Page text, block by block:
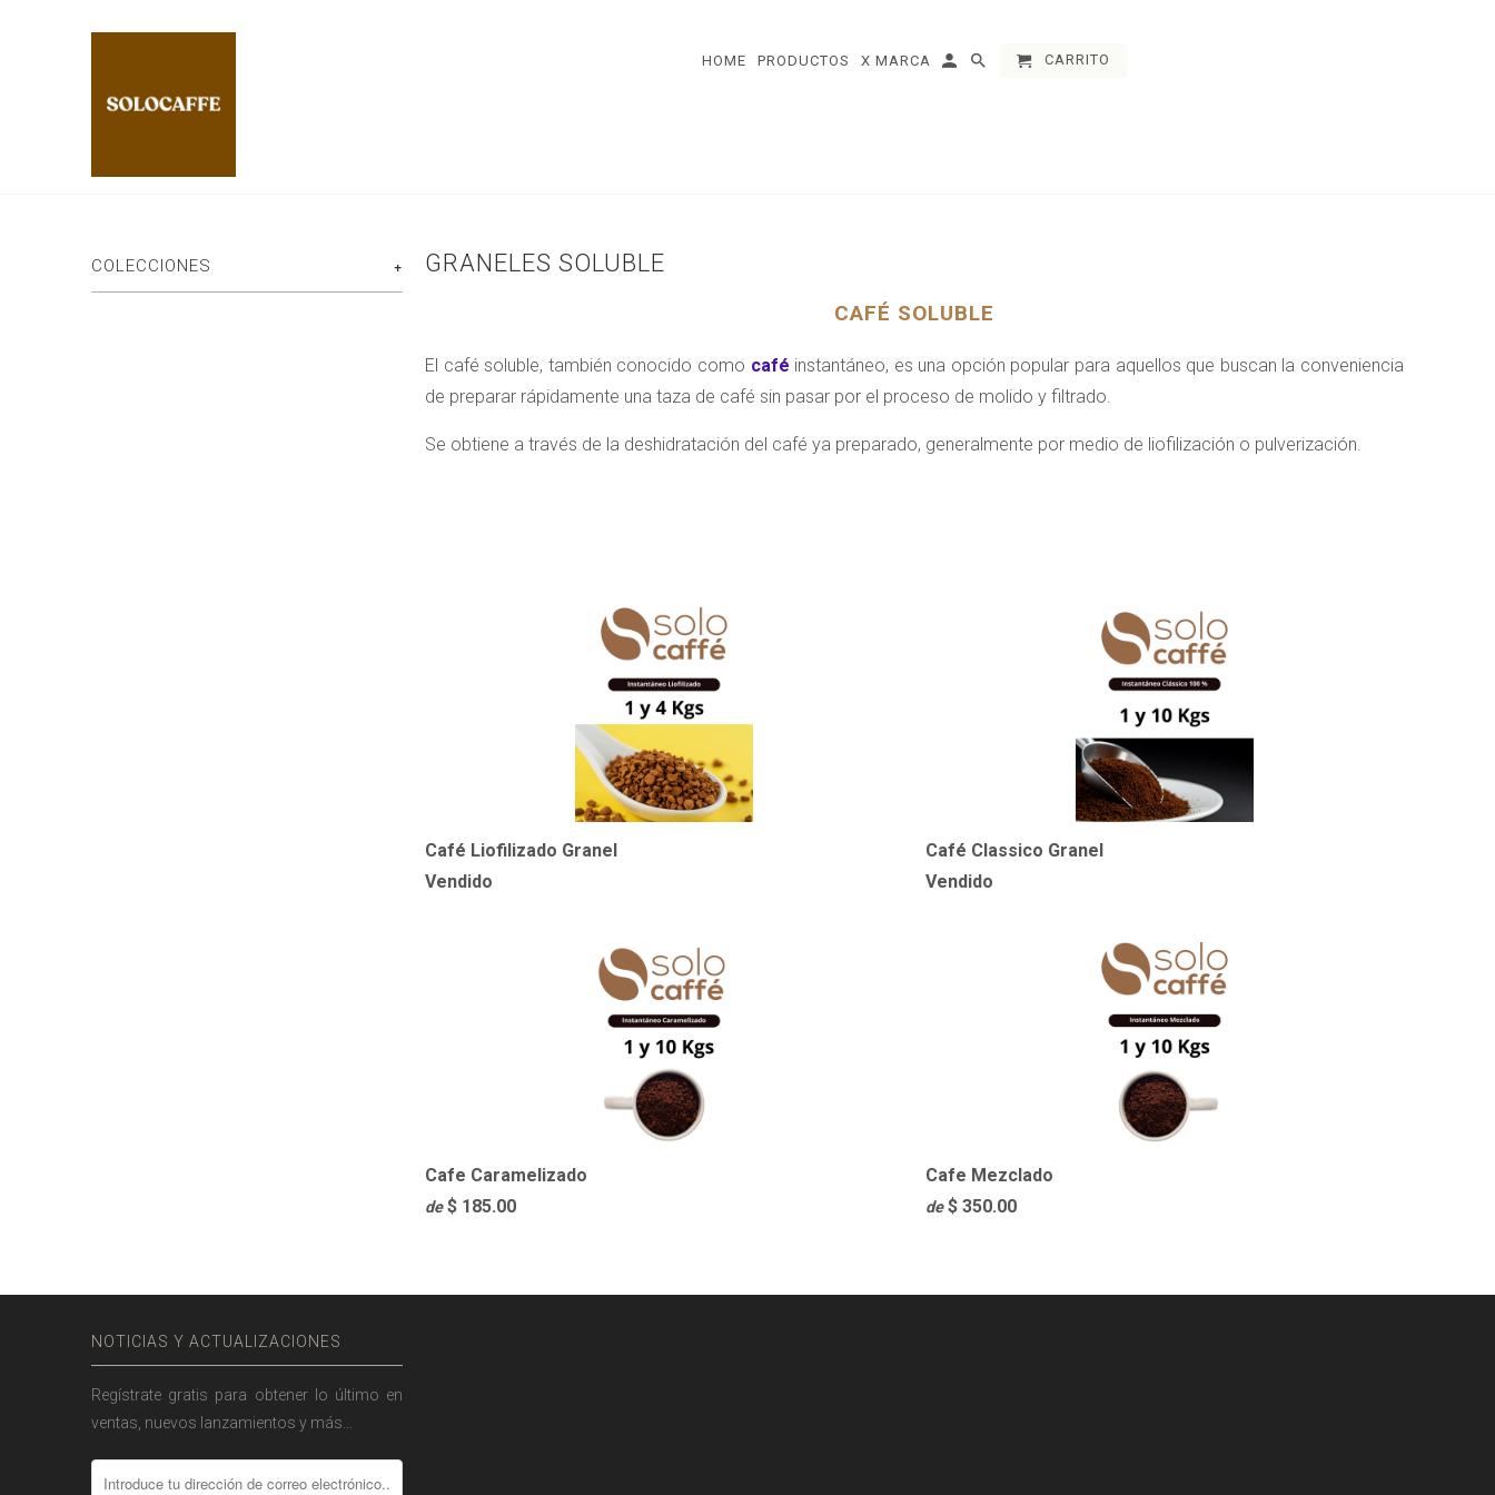
+
COLECCIONES GRANELES SOLUBLE
CAFÉ SOLUBLE
El café soluble, también conocido como café instantáneo, es una opción popular para aquellos que buscan la conveniencia
de preparar rápidamente una taza de café sin pasar por el proceso de molido y filtrado.
Se obtiene a través de la deshidratación del café ya preparado, generalmente por medio de liofilización o pulverización.
Café Liofilizado Granel
Vendido
Café Classico Granel
Vendido
Cafe Caramelizado
de $ 185.00
Cafe Mezclado
de $ 350.00
NOTICIAS Y ACTUALIZACIONES
Regístrate gratis para obtener lo último en
ventas, nuevos lanzamientos y más…
HOME PRODUCTOS X MARCA CARRITO